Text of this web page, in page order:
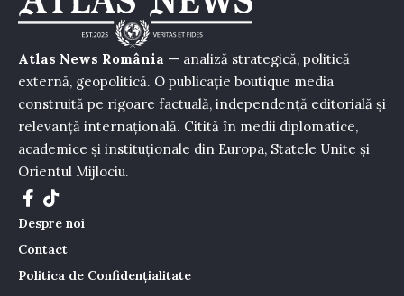
Atlas News România — analiză strategică, politică
externă, geopolitică. O publicație boutique media
construită pe rigoare factuală, independență editorială și
relevanță internațională. Citită în medii diplomatice,
academice și instituționale din Europa, Statele Unite și
Orientul Mijlociu.
Despre noi
Contact
Politica de Confidențialitate